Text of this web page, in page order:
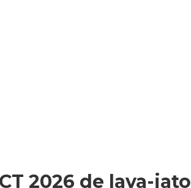
2026 de lava-jato